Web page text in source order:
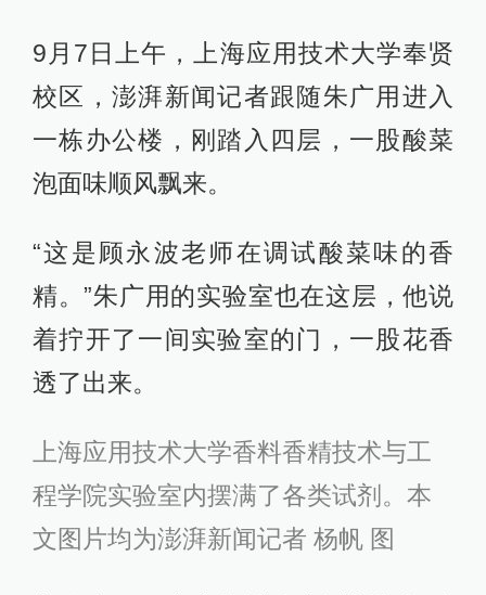
9月7日上午，上海应用技术大学奉贤
校区，澎湃新闻记者跟随朱广用进入
一栋办公楼，刚踏入四层，一股酸菜
泡面味顺风飘来。
“这是顾永波老师在调试酸菜味的香
精。”朱广用的实验室也在这层，他说
着拧开了一间实验室的门，一股花香
透了出来。
上海应用技术大学香料香精技术与工
程学院实验室内摆满了各类试剂。本
文图片均为澎湃新闻记者 杨帆 图